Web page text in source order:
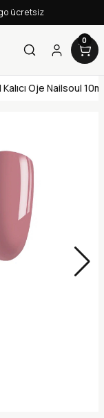
ücretsiz
0
Oje Nailsoul